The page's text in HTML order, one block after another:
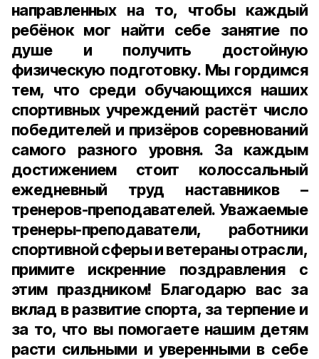
направленных на то, чтобы каждый
ребёнок мог найти себе занятие по
душе и получить достойную
физическую подготовку. Мы гордимся
тем, что среди обучающихся наших
спортивных учреждений растёт число
победителей и призёров соревнований
самого разного уровня. За каждым
достижением стоит колоссальный
ежедневный труд наставников –
тренеров-преподавателей. Уважаемые
тренеры-преподаватели, работники
спортивной сферы и ветераны отрасли,
примите искренние поздравления с
этим праздником! Благодарю вас за
вклад в развитие спорта, за терпение и
за то, что вы помогаете нашим детям
расти сильными и уверенными в себе